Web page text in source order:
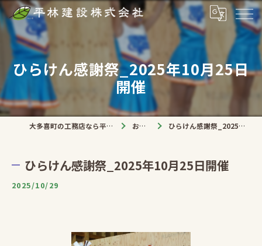
ひらけん感謝祭_2025年10月25日
開催
大多喜町の工務店なら平林建設株式会社 お知らせ ひらけん感謝祭_2025年10月25日開催
ひらけん感謝祭_2025年10月25日開催
2025/10/29